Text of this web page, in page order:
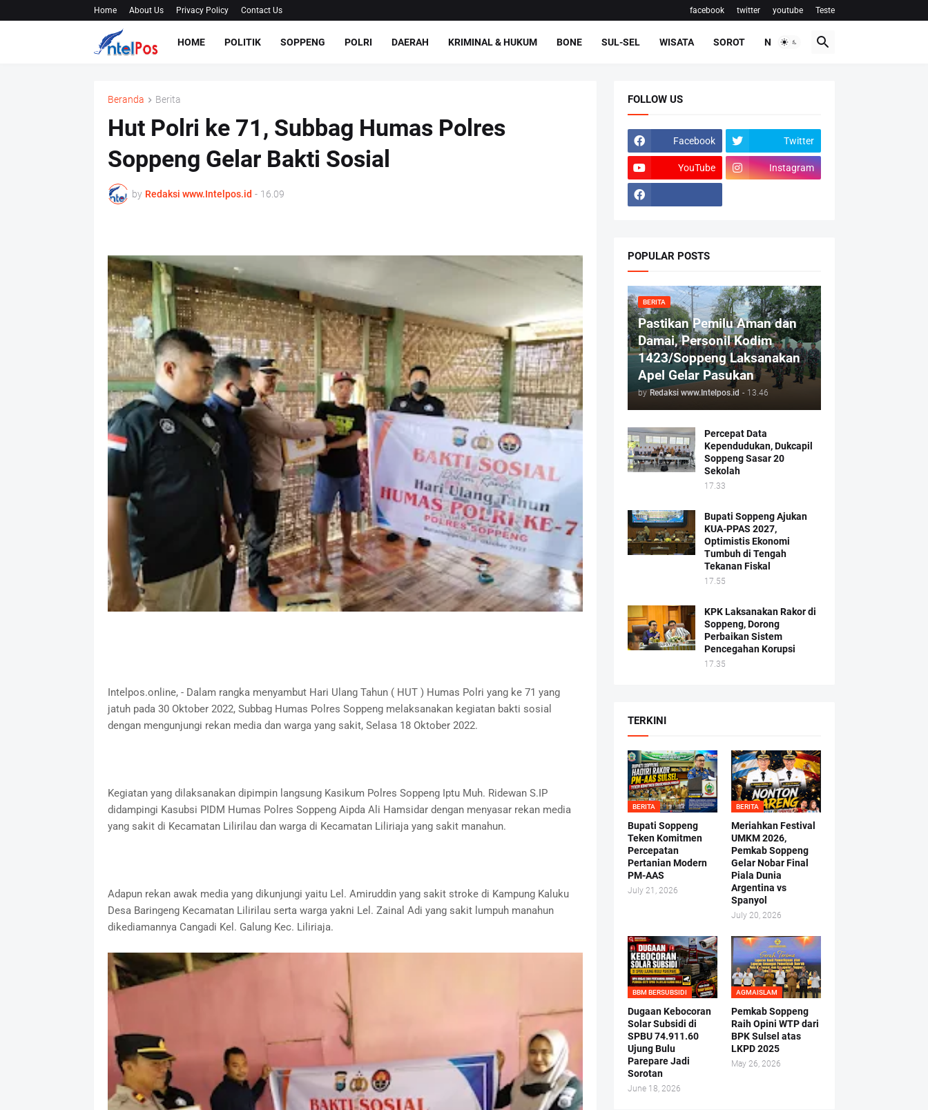
Home About Us Privacy Policy Contact Us facebook twitter youtube Teste
HOME POLITIK SOPPENG POLRI DAERAH KRIMINAL & HUKUM BONE SUL-SEL WISATA SOROT NASIONAL
Beranda Berita
Hut Polri ke 71, Subbag Humas Polres
Soppeng Gelar Bakti Sosial
by Redaksi www.Intelpos.id - 16.09
Intelpos.online, - Dalam rangka menyambut Hari Ulang Tahun ( HUT ) Humas Polri yang ke 71 yang
jatuh pada 30 Oktober 2022, Subbag Humas Polres Soppeng melaksanakan kegiatan bakti sosial
dengan mengunjungi rekan media dan warga yang sakit, Selasa 18 Oktober 2022.
Kegiatan yang dilaksanakan dipimpin langsung Kasikum Polres Soppeng Iptu Muh. Ridewan S.IP
didampingi Kasubsi PIDM Humas Polres Soppeng Aipda Ali Hamsidar dengan menyasar rekan media
yang sakit di Kecamatan Lilirilau dan warga di Kecamatan Liliriaja yang sakit manahun.
Adapun rekan awak media yang dikunjungi yaitu Lel. Amiruddin yang sakit stroke di Kampung Kaluku
Desa Baringeng Kecamatan Lilirilau serta warga yakni Lel. Zainal Adi yang sakit lumpuh manahun
dikediamannya Cangadi Kel. Galung Kec. Liliriaja.
FOLLOW US
Facebook Twitter
YouTube Instagram
POPULAR POSTS
BERITA
Pastikan Pemilu Aman dan
Damai, Personil Kodim
1423/Soppeng Laksanakan
Apel Gelar Pasukan
by Redaksi www.Intelpos.id - 13.46
Percepat Data
Kependudukan, Dukcapil
Soppeng Sasar 20
Sekolah
17.33
Bupati Soppeng Ajukan
KUA-PPAS 2027,
Optimistis Ekonomi
Tumbuh di Tengah
Tekanan Fiskal
17.55
KPK Laksanakan Rakor di
Soppeng, Dorong
Perbaikan Sistem
Pencegahan Korupsi
17.35
TERKINI
BERITA
Bupati Soppeng
Teken Komitmen
Percepatan
Pertanian Modern
PM-AAS
July 21, 2026
BERITA
Meriahkan Festival
UMKM 2026,
Pemkab Soppeng
Gelar Nobar Final
Piala Dunia
Argentina vs
Spanyol
July 20, 2026
BBM BERSUBSIDI
Dugaan Kebocoran
Solar Subsidi di
SPBU 74.911.60
Ujung Bulu
Parepare Jadi
Sorotan
June 18, 2026
AGMAISLAM
Pemkab Soppeng
Raih Opini WTP dari
BPK Sulsel atas
LKPD 2025
May 26, 2026